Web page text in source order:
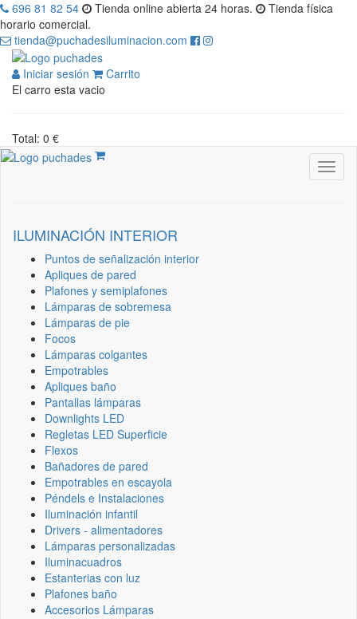
696 81 82 54 Tienda online abierta 24 horas.
Tienda física
horario comercial.
tienda@puchadesiluminacion.com
Iniciar sesión
Carrito
El carro esta vacio
Total: 0 €
ILUMINACIÓN INTERIOR
Puntos de señalización interior
Apliques de pared
Plafones y semiplafones
Lámparas de sobremesa
Lámparas de pie
Focos
Lámparas colgantes
Empotrables
Apliques baño
Pantallas lámparas
Downlights LED
Regletas LED Superficie
Flexos
Bañadores de pared
Empotrables en escayola
Péndels e Instalaciones
Iluminación infantil
Drivers - alimentadores
Lámparas personalizadas
Iluminacuadros
Estanterias con luz
Plafones baño
Accesorios Lámparas